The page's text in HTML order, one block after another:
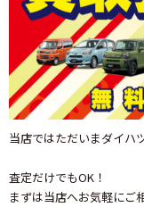
当店ではただいまダイハ
査定だけでもOK！
まずは当店へお気軽にご